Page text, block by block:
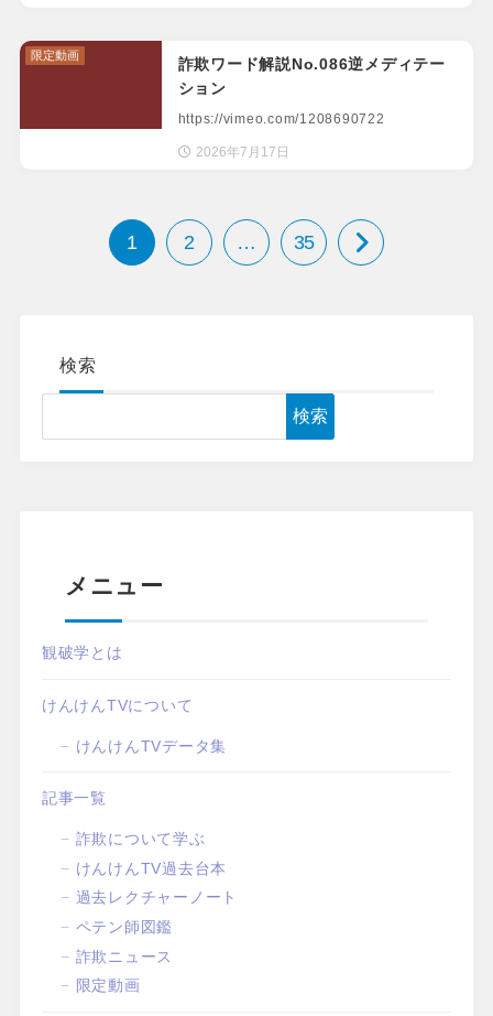
詐欺ワード解説No.086逆メディテー
ション
https://vimeo.com/1208690722
2026年7月17日
限定動画
1 2 … 35
検索
検索
メニュー
観破学とは
けんけんTVについて
けんけんTVデータ集
記事一覧
詐欺について学ぶ
けんけんTV過去台本
過去レクチャーノート
ペテン師図鑑
詐欺ニュース
限定動画